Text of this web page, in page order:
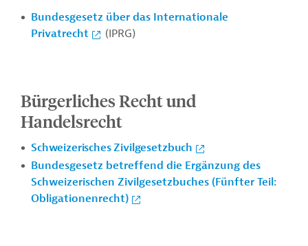
Bundesgesetz über das Internationale
Privatrecht
(IPRG)
Bürgerliches Recht und
Handelsrecht
Schweizerisches Zivilgesetzbuch
Bundesgesetz betreffend die Ergänzung des
Schweizerischen Zivilgesetzbuches (Fünfter Teil:
Obligationenrecht)